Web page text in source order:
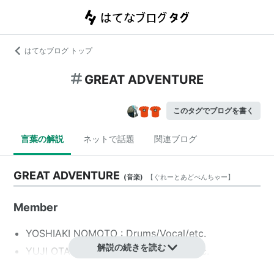
はてなブログ トップ
GREAT ADVENTURE
このタグでブログを書く
言葉の解説 ネットで話題 関連ブログ
GREAT ADVENTURE (音楽) 【 ぐれーとあどべんちゃー】
Member
YOSHIAKI NOMOTO : Drums/Vocal/etc.
YUJI OTA : Vocal/Guitars/Keybords/etc.
解説の続きを読む